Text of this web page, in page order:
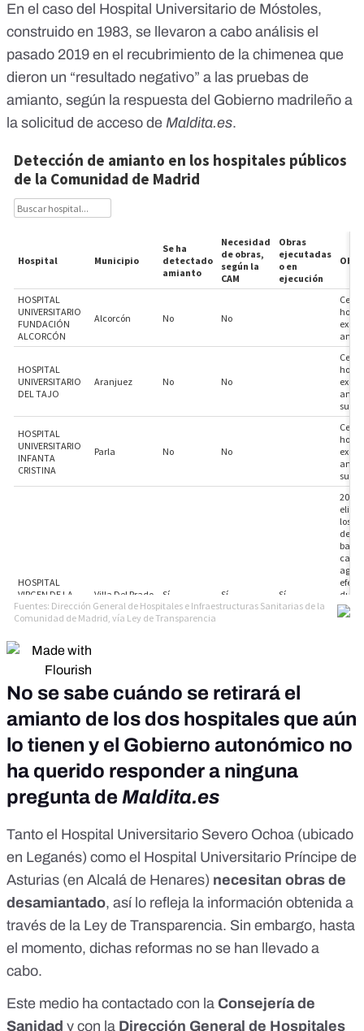
En el caso del Hospital Universitario de Móstoles,
construido en 1983, se llevaron a cabo análisis el
pasado 2019 en el recubrimiento de la chimenea que
dieron un “resultado negativo” a las pruebas de
amianto, según la respuesta del Gobierno madrileño a
la solicitud de acceso de Maldita.es.
No se sabe cuándo se retirará el
amianto de los dos hospitales que aún
lo tienen y el Gobierno autonómico no
ha querido responder a ninguna
pregunta de Maldita.es
Tanto el Hospital Universitario Severo Ochoa (ubicado
en Leganés) como el Hospital Universitario Príncipe de
Asturias (en Alcalá de Henares) necesitan obras de
desamiantado, así lo refleja la información obtenida a
través de la Ley de Transparencia. Sin embargo, hasta
el momento, dichas reformas no se han llevado a
cabo.
Este medio ha contactado con la Consejería de
Sanidad y con la Dirección General de Hospitales